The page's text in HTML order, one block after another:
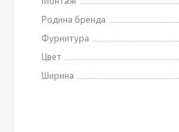
Родина бренда
Фурнитура
Цвет
Ширина